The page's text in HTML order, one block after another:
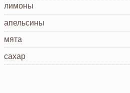
лимоны
апельсины
мята
сахар